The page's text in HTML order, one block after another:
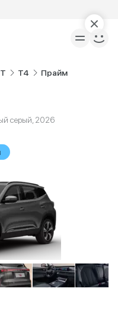
T4 Прайм
серый, 2026